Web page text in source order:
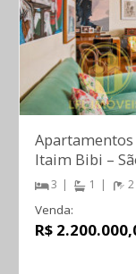
Apartamentos
Itaim Bibi –
3 1 2
Venda:
R$